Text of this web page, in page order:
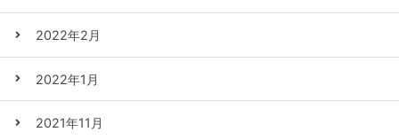
2022年2月
2022年1月
2021年11月